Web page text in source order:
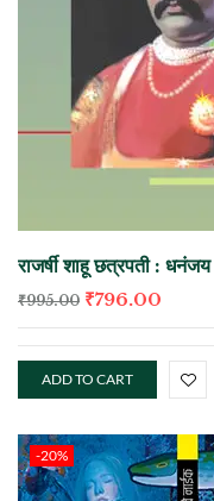
राजर्षी शाहू छत्रपती :
₹995.00 ₹796.00
ADD TO CART
-20%